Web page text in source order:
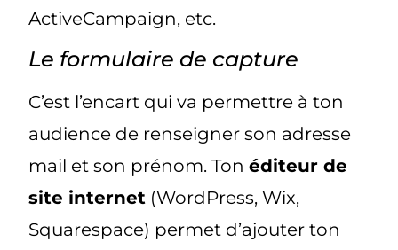
ActiveCampaign, etc.
Le formulaire de capture
C’est l’encart qui va permettre à ton
audience de renseigner son adresse
mail et son prénom. Tonéditeur de
site internet (WordPress, Wix,
Squarespace) permet d’ajouter ton